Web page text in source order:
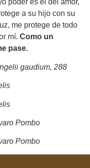
poder es el del amor,
a su hijo con su
me protege de todo
mí. Como un
pase.
gaudium, 288
Pombo
Pombo